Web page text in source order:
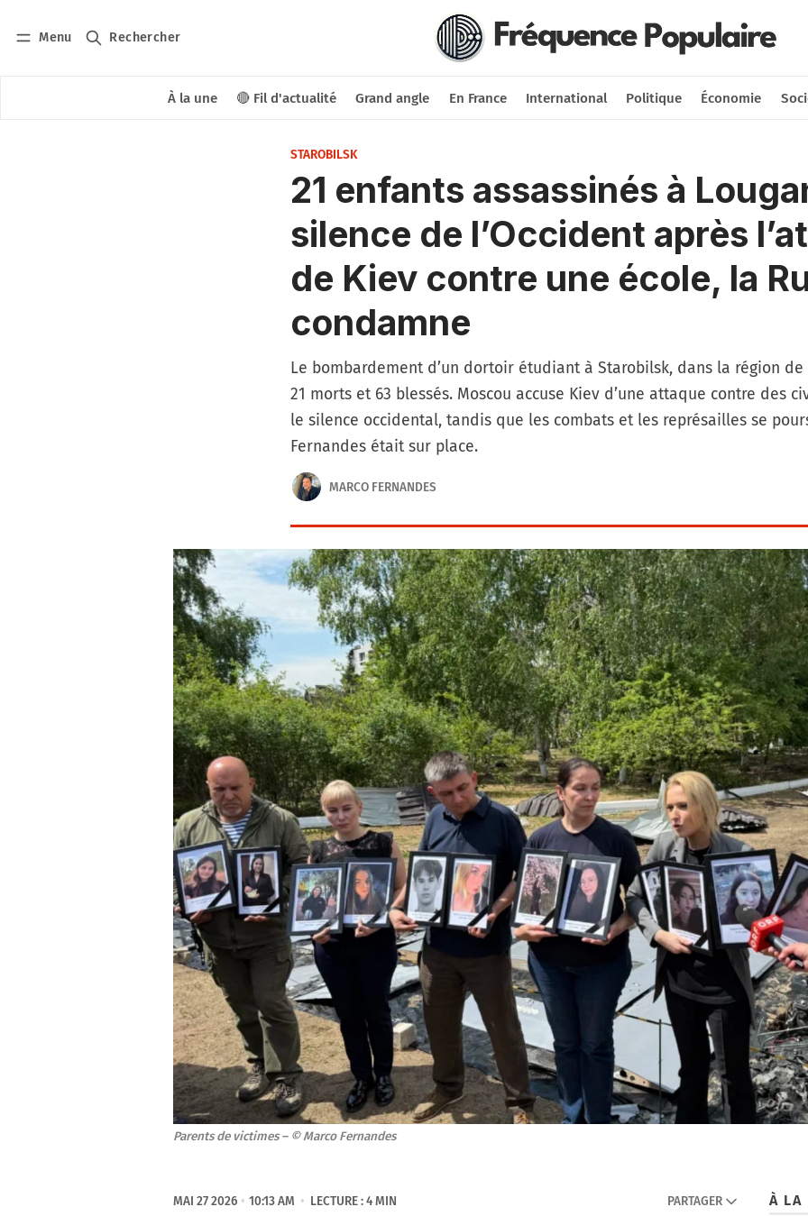
Menu Rechercher
À la une 🔴 Fil d'actualité Grand angle En France International Politique Économie
Nous soutenir
STAROBILSK
21 enfants assassinés à
silence de l’Occident après
de Kiev contre une école, la
condamne
Le bombardement d’un dortoir étudiant à Starobilsk, dans la région de
21 morts et 63 blessés. Moscou accuse Kiev d’une attaque contre des
le silence occidental, tandis que les combats et les représailles se
Fernandes était sur place.
MARCO FERNANDES
Parents de victimes – © Marco Fernandes
MAI 27 2026 10:13 AM LECTURE : 4 MIN PARTAGER À LA